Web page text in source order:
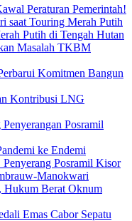
Peraturan Pemerintah!
saat Touring Merah Putih
Putih di Tengah Hutan
Masalah TKBM
Komitmen Bangun
Kontribusi LNG
Posramil
ke Endemi
Posramil Kisor
Manokwari
Hukum Berat Oknum
Emas Cabor Sepatu